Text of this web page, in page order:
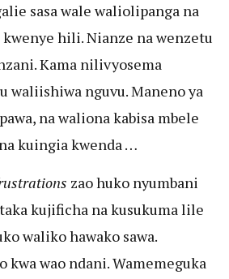
sasa wale waliolipanga na
hili. Nianze na wenzetu
Kama nilivyosema
waliishiwa nguvu. Maneno ya
na waliona kabisa mbele
kuingia kwenda …
zao huko nyumbani
kujificha na kusukuma lile
waliko hawako sawa.
kwa wao ndani. Wamemeguka